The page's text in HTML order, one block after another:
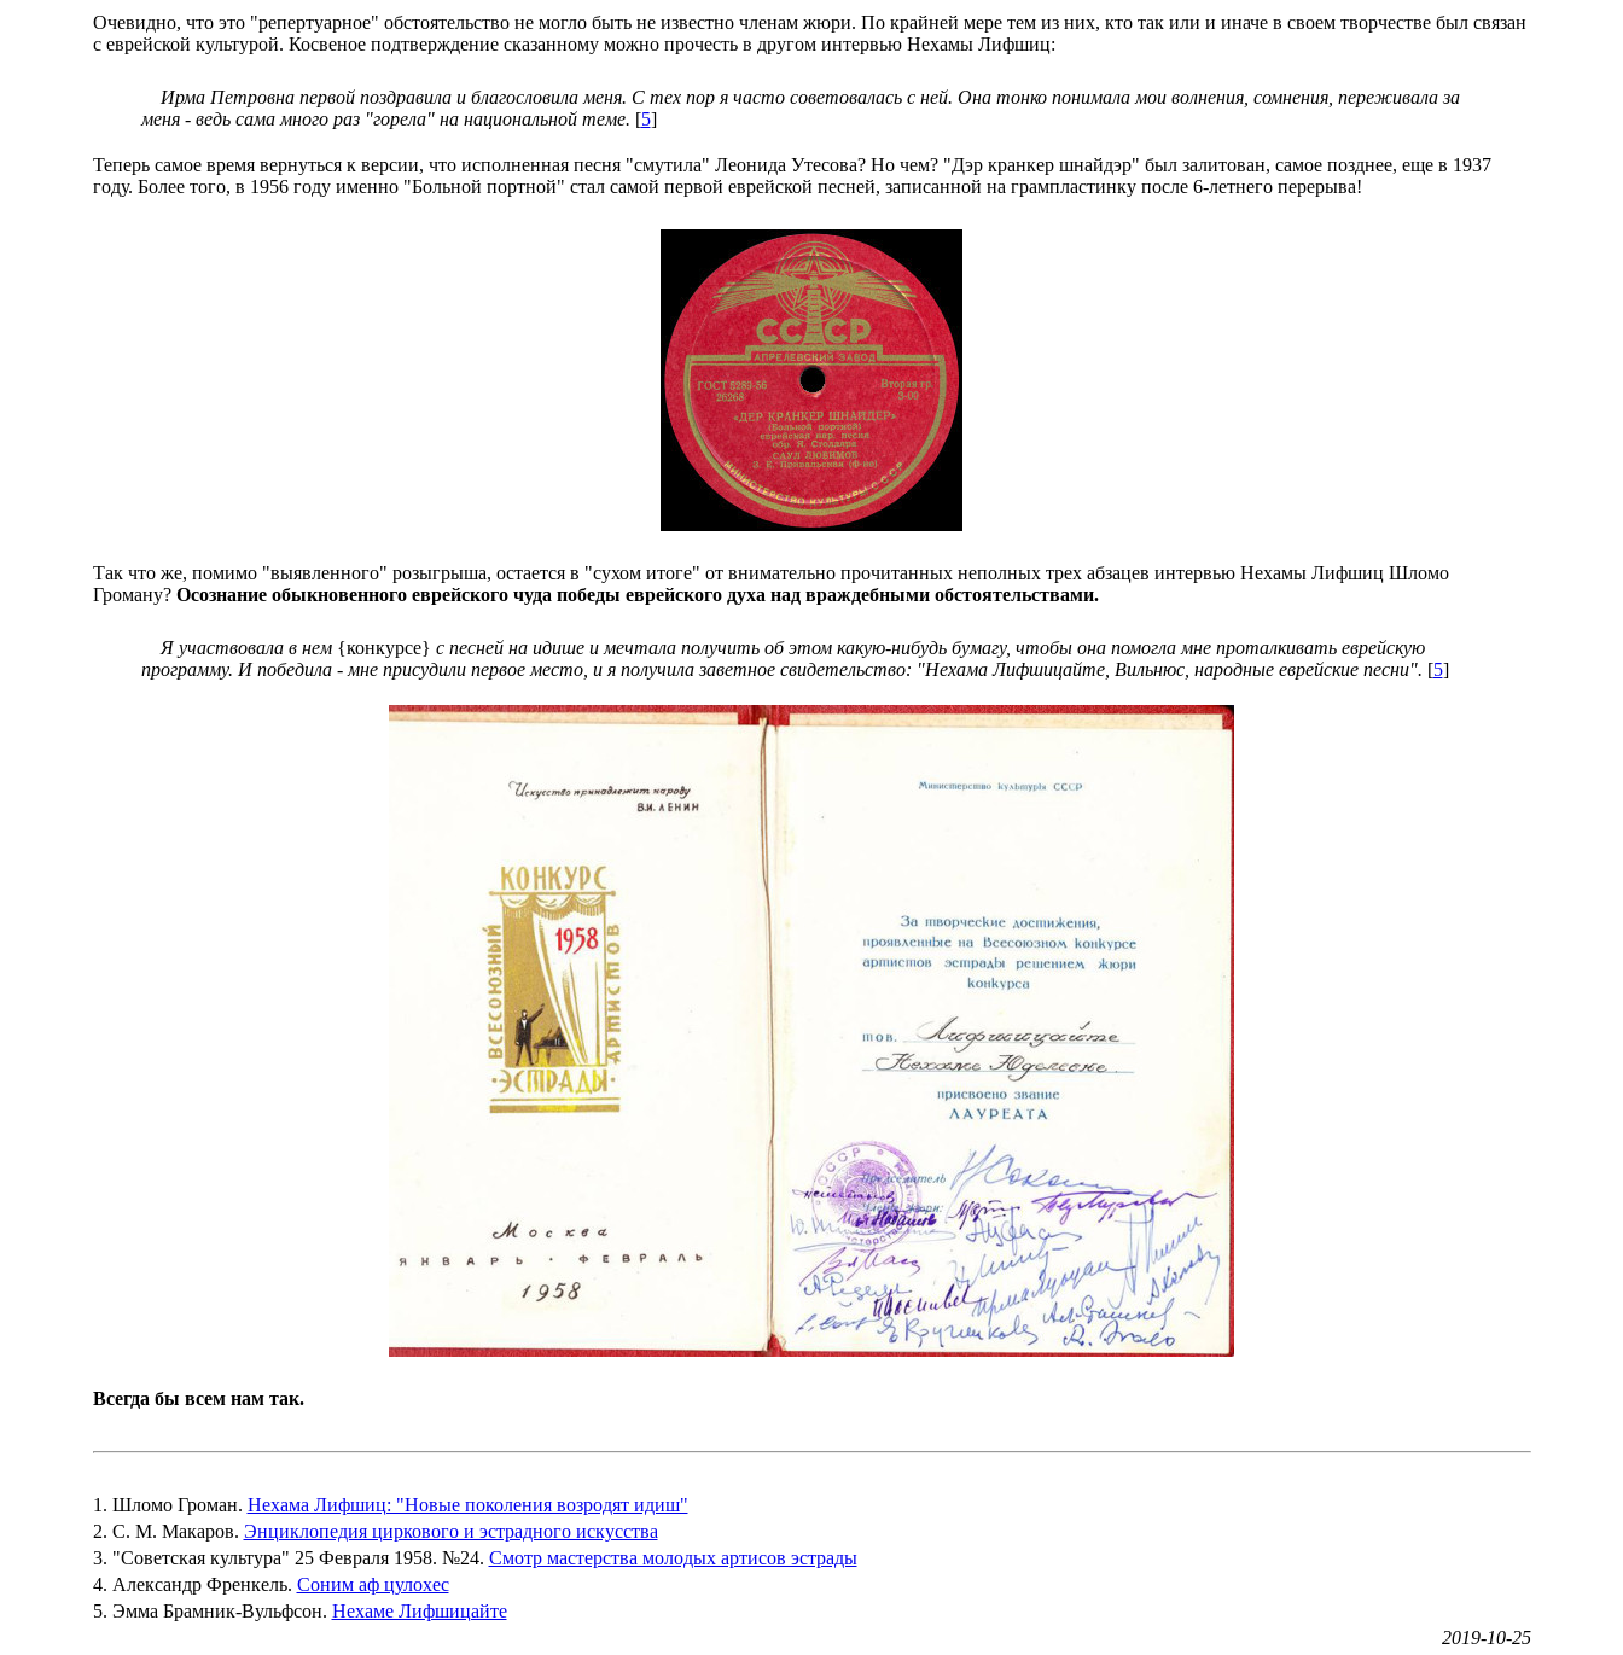
Очевидно, что это "репертуарное" обстоятельство не могло быть не известно членам жюри. По крайней мере тем из них, кто так или и иначе в своем творчестве был связан
с еврейской культурой. Косвеное подтверждение сказанному можно прочесть в другом интервью Нехамы Лифшиц:
Ирма Петровна первой поздравила и благословила меня. С тех пор я часто советовалась с ней. Она тонко понимала мои волнения, сомнения, переживала за
меня - ведь сама много раз "горела" на национальной теме. [5]
Теперь самое время вернуться к версии, что исполненная песня "смутила" Леонида Утесова? Но чем? "Дэр кранкер шнайдэр" был залитован, самое позднее, еще в 1937
году. Более того, в 1956 году именно "Больной портной" стал самой первой еврейской песней, записанной на грампластинку после 6-летнего перерыва!
Так что же, помимо "выявленного" розыгрыша, остается в "сухом итоге" от внимательно прочитанных неполных трех абзацев интервью Нехамы Лифшиц Шломо
Громану? Осознание обыкновенного еврейского чуда победы еврейского духа над враждебными обстоятельствами.
Я участвовала в нем{конкурсе} с песней на идише и мечтала получить об этом какую-нибудь бумагу, чтобы она помогла мне проталкивать еврейскую
программу. И победила - мне присудили первое место, и я получила заветное свидетельство: "Нехама Лифшицайте, Вильнюс, народные еврейские песни". [5]
Всегда бы всем нам так.
1 . Шломо Громан. Нехама Лифшиц: "Новые поколения возродят идиш"
2. С. М. Макаров. Энциклопедия циркового и эстрадного искусства
3. "Советская культура" 25 Февраля 1958. №24. Смотр мастерства молодых артисов эстрады
4. Александр Френкель. Соним аф цулохес
5. Эмма Брамник-Вульфсон. Нехаме Лифшицайте
2019-10-25